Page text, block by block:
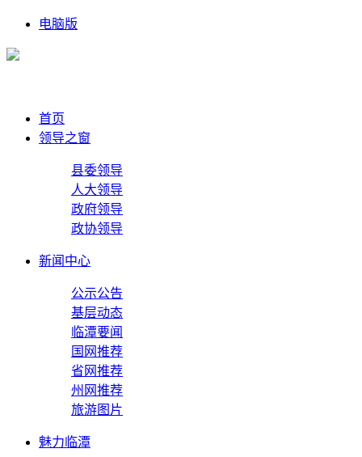
电脑版
首页
领导之窗
县委领导
人大领导
政府领导
政协领导
新闻中心
公示公告
基层动态
临潭要闻
国网推荐
省网推荐
州网推荐
旅游图片
魅力临潭